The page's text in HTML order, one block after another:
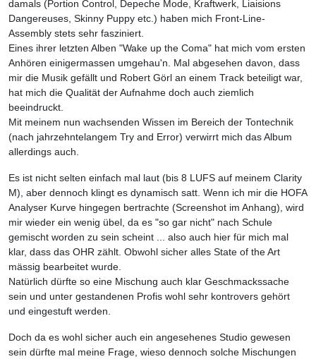
damals (Portion Control, Depeche Mode, Kraftwerk, Liaisions
Dangereuses, Skinny Puppy etc.) haben mich Front-Line-
Assembly stets sehr fasziniert.
Eines ihrer letzten Alben "Wake up the Coma" hat mich vom ersten
Anhören einigermassen umgehau'n. Mal abgesehen davon, dass
mir die Musik gefällt und Robert Görl an einem Track beteiligt war,
hat mich die Qualität der Aufnahme doch auch ziemlich
beeindruckt.
Mit meinem nun wachsenden Wissen im Bereich der Tontechnik
(nach jahrzehntelangem Try and Error) verwirrt mich das Album
allerdings auch.
Es ist nicht selten einfach mal laut (bis 8 LUFS auf meinem Clarity
M), aber dennoch klingt es dynamisch satt. Wenn ich mir die HOFA
Analyser Kurve hingegen bertrachte (Screenshot im Anhang), wird
mir wieder ein wenig übel, da es "so gar nicht" nach Schule
gemischt worden zu sein scheint ... also auch hier für mich mal
klar, dass das OHR zählt. Obwohl sicher alles State of the Art
mässig bearbeitet wurde.
Natürlich dürfte so eine Mischung auch klar Geschmackssache
sein und unter gestandenen Profis wohl sehr kontrovers gehört
und eingestuft werden.
Doch da es wohl sicher auch ein angesehenes Studio gewesen
sein dürfte mal meine Frage, wieso dennoch solche Mischungen